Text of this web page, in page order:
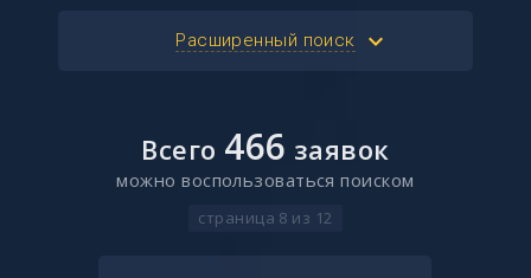
Расширенный поиск keyboard_arrow_down
Всего 466 заявок
можно воспользоваться поиском
страница 8 из 12